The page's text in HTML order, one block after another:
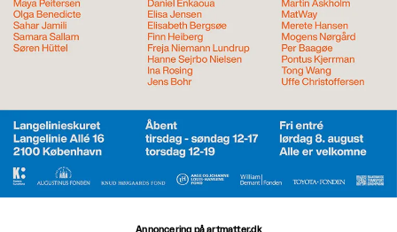
Annoncering på artmatter.dk